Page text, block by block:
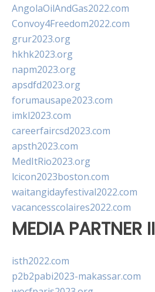
AngolaOilAndGas2022.com
Convoy4Freedom2022.com
grur2023.org
hkhk2023.org
napm2023.org
apsdfd2023.org
forumausape2023.com
imkl2023.com
careerfaircsd2023.com
apsth2023.com
MedItRio2023.org
lcicon2023boston.com
waitangidayfestival2022.com
vacancesscolaires2022.com
MEDIA PARTNER II
isth2022.com
p2b2pabi2023-makassar.com